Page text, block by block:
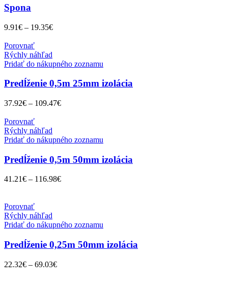
Spona
9.91€ – 19.35€
Porovnať
Rýchly náhľad
Pridať do nákupného zoznamu
Predĺženie 0,5m 25mm izolácia
37.92€ – 109.47€
Porovnať
Rýchly náhľad
Pridať do nákupného zoznamu
Predĺženie 0,5m 50mm izolácia
41.21€ – 116.98€
Porovnať
Rýchly náhľad
Pridať do nákupného zoznamu
Predĺženie 0,25m 50mm izolácia
22.32€ – 69.03€